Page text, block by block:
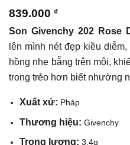
839.000 ₫
Son Givenchy 202 Rose
lên mình nét đẹp kiều
hồng nhẹ bẫng trên môi,
trong trẻo hơn biết nhường
Xuất xứ: Pháp
Thương hiệu: Givenchy
Trọng lượng: 3,4g